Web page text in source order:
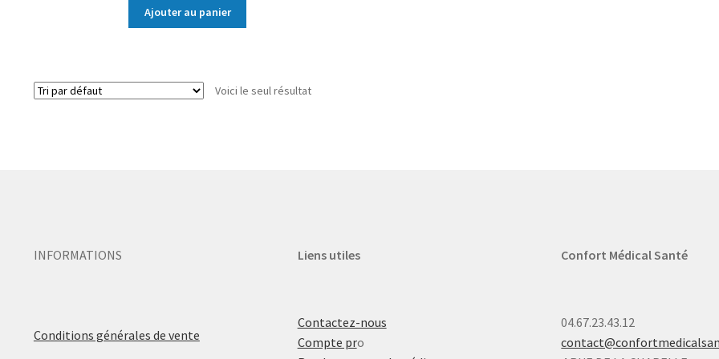
Ajouter au panier
Voici le seul résultat
INFORMATIONS
Conditions générales de vente
Liens utiles
Contactez-nous
Compte pro
Confort Médical Santé
04.67.23.43.12